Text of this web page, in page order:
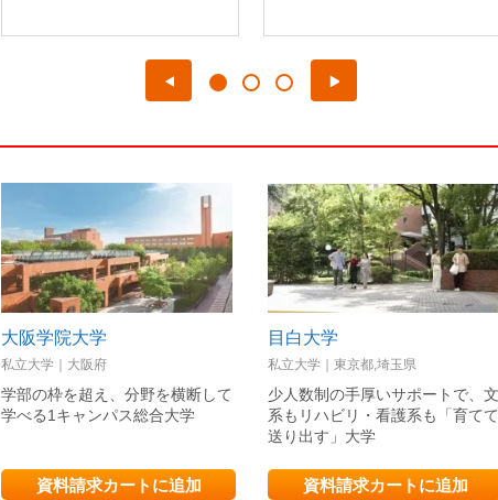
大阪学院大学
私立大学｜大阪府
学部の枠を超え、分野を横断して
学べる1キャンパス総合大学
資料請求カートに追加
目白大学
私立大学｜東京都,埼玉県
少人数制の手厚いサポートで、文
系もリハビリ・看護系も「育てて
送り出す」大学
資料請求カートに追加